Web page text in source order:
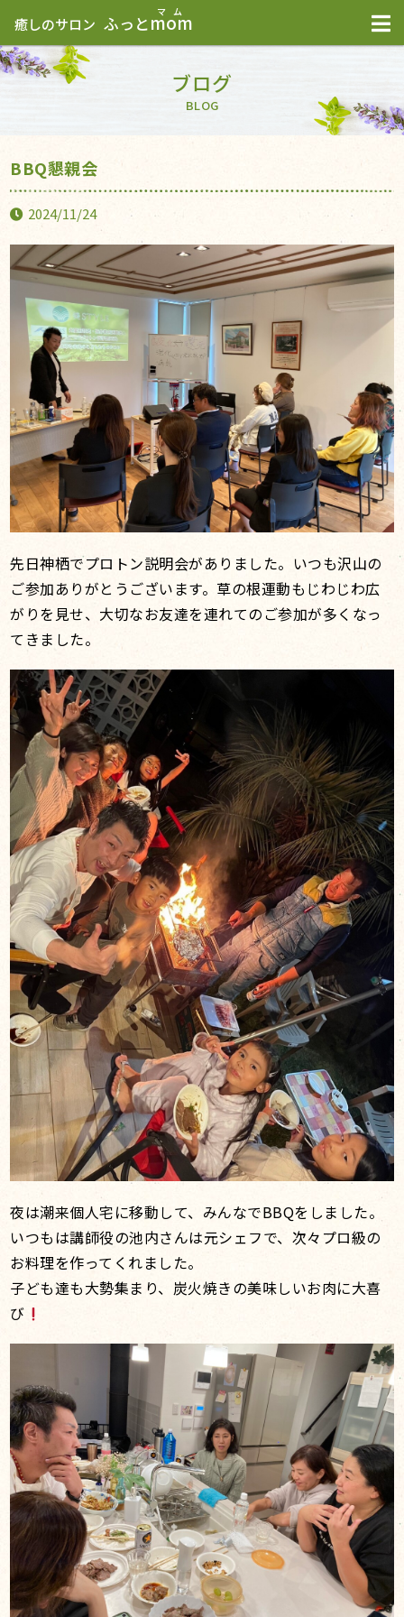
癒しのサロン ふっとmom
ブログ
BLOG
BBQ懇親会
2024/11/24
先日神栖でプロトン説明会がありました。いつも沢山の
ご参加ありがとうございます。草の根運動もじわじわ広
がりを見せ、大切なお友達を連れてのご参加が多くなっ
てきました。
夜は潮来個人宅に移動して、みんなでBBQをしました。
いつもは講師役の池内さんは元シェフで、次々プロ級の
お料理を作ってくれました。
子ども達も大勢集まり、炭火焼きの美味しいお肉に大喜
び